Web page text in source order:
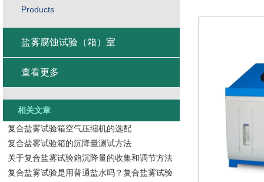
Products
盐雾腐蚀试验（箱）室
查看更多
相关文章
复合盐雾试验箱空气压缩机的选配
复合盐雾试验箱的沉降量测试方法
关于复合盐雾试验箱沉降量的收集和调节方法
复合盐雾试验是用普通盐水吗？复合盐雾试验